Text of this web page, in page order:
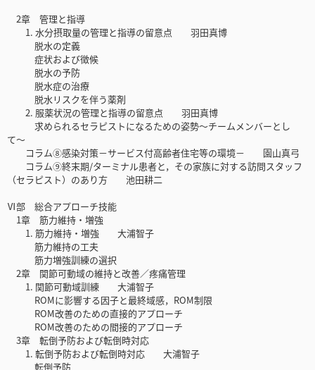
2章 管理と指導
1. 水分摂取量の管理と指導の留意点 羽田真博
脱水の定義
症状および徴候
脱水の予防
脱水症の治療
脱水リスクを伴う薬剤
2. 服薬状況の管理と指導の留意点 羽田真博
求められるセラピストになるための姿勢〜チームメンバーとし
て〜
コラム⑧感染対策－サービス付高齢者住宅等の環境－ 園山真弓
コラム⑨終末期/ターミナル患者と，その家族に対する訪問スタッフ
（セラピスト）のあり方 池田耕二
Ⅵ部 総合アプローチ技能
1章 筋力維持・増強
1. 筋力維持・増強 大浦智子
筋力維持の工夫
筋力増強訓練の選択
2章 関節可動域の維持と改善／疼痛管理
1. 関節可動域訓練 大浦智子
ROMに影響する因子と最終域感，ROM制限
ROM改善のための直接的アプローチ
ROM改善のための間接的アプローチ
3章 転倒予防および転倒時対応
1. 転倒予防および転倒時対応 大浦智子
転倒予防